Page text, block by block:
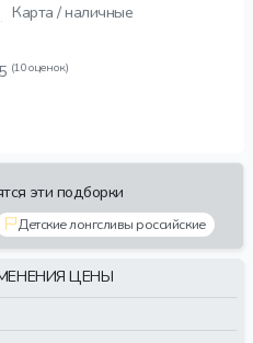
Карта / наличные
(10 оценок)
эти подборки
Детские лонгсливы российские
ЦЕНЫ